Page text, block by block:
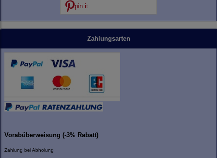
pin it
Zahlungsarten
Vorabüberweisung (-3% Rabatt)
Zahlung bei Abholung